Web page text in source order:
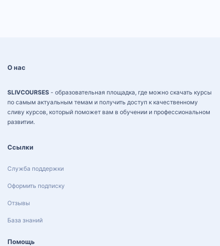
О нас
SLIVCOURSES - образовательная площадка, где можно скачать курсы
по самым актуальным темам и получить доступ к качественному
сливу курсов, который поможет вам в обучении и профессиональном
развитии.
Ссылки
Служба поддержки
Оформить подписку
Отзывы
База знаний
Помощь